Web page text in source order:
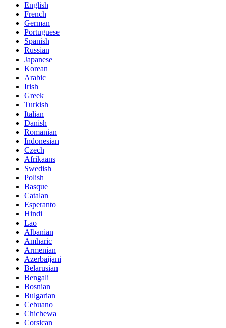
English
French
German
Portuguese
Spanish
Russian
Japanese
Korean
Arabic
Irish
Greek
Turkish
Italian
Danish
Romanian
Indonesian
Czech
Afrikaans
Swedish
Polish
Basque
Catalan
Esperanto
Hindi
Lao
Albanian
Amharic
Armenian
Azerbaijani
Belarusian
Bengali
Bosnian
Bulgarian
Cebuano
Chichewa
Corsican